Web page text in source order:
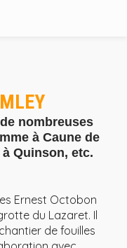
nombreuses
à Caune de
à Quinson, etc.
Ernest Octobon
du Lazaret. Il
de fouilles